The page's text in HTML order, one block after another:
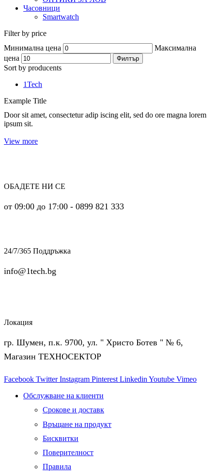
Часовници
Smartwatch
Filter by price
Минимална цена
Максимална
цена
Филтър
Sort by producents
1Tech
Example Title
Door sit amet, consectetur adip iscing elit, sed do ore magna lorem
ipsum sit.
View more
ОБАДЕТЕ НИ СЕ
от 09:00 до 17:00 - 0899 821 333
24/7/365 Поддръжка
info@1tech.bg
Локация
гр. Шумен, п.к. 9700, ул. " Христо Ботев " № 6,
Магазин ТЕХНОСЕКТОР
Facebook Twitter Instagram Pinterest Linkedin Youtube Vimeo
Обслужване на клиенти
Срокове и доставк
Връщане на продукт
Бисквитки
Поверителност
Правила